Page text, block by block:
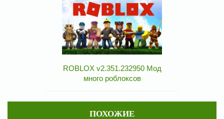
ROBLOX v2.351.232950 Мод
много роблоксов
ПОХОЖИЕ